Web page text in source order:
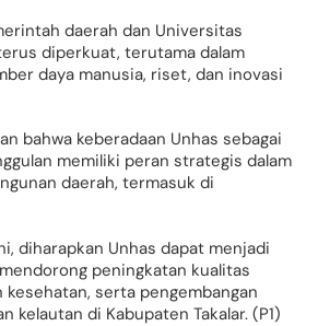
daerah dan Universitas
diperkuat, terutama dalam
daya manusia, riset, dan inovasi
bahwa keberadaan Unhas sebagai
memiliki peran strategis dalam
daerah, termasuk di
diharapkan Unhas dapat menjadi
peningkatan kualitas
kesehatan, serta pengembangan
kelautan di Kabupaten Takalar. (P1)